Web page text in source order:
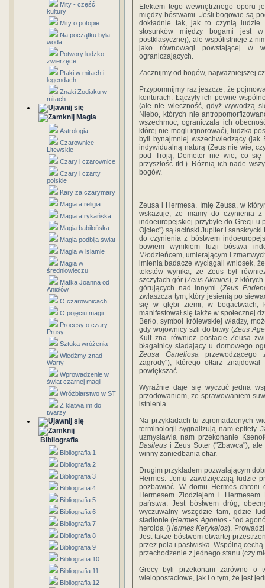
Mity - część
kultury
Mity o potopie
Na początku była
woda
Potwory ludzko-
zwierzęce
Ptaki w mitach i
legendach
Znaki Zodiaku w
mitach
Magia
Astrologia
Czarownice
Litewskie
Czary i czarownice
Czary i czarty
polskie
Kary za czarymary
Magia a religia
Magia afrykańska
Magia babilońska
Magia podbija świat
Magia w islamie
Magia w
średniowieczu
Matka Joanna od
Aniołów
O czarownicach
O pojęciu magii
Procesy o czary -
Prusy
Sztuka wróżenia
Wiedźmy znad
Warty
Wprowadzenie w
świat czarnej magii
Wróżbiarstwo w ST
Z klątwą im do
twarzy
Bibliografia
Bibliografia 1
Bibliografia 2
Bibliografia 3
Bibliografia 4
Bibliografia 5
Bibliografia 6
Bibliografia 7
Bibliografia 8
Bibliografia 9
Bibliografia 10
Bibliografia 11
Bibliografia 12
Efektem tego wewnętrznego oporu
między bóstwami. Jeśli bogowie są
dokładnie tak, jak to czynią
stosunków między bogami jest
postklasycznej), ale współistnieje z
jako równowagi powstającej w
ograniczających.
Zacznijmy od bogów, najważniejszej
Przypomnijmy raz jeszcze, że
konturach. Łączyły ich pewne
(ale nie wieczność, gdyż wywodzą
Niebo, których nie
wszechmoc, ograniczała ich
której nie mogli ignorować), ludzka
byli bynajmniej wszechwiedzący
indywidualną naturą (Zeus nie wie,
pod Troją, Demeter nie wie, co się
przyszłość itd.). Różnią ich nade
bogów.
Zeusa i Hermesa. Imię Zeusa, w
wskazuje, że mamy do czynienia
indoeuropejskiej przybyłe do Grecji
Ojciec") są łaciński Jupiter i
do czynienia z bóstwem
bowiem wynikiem fuzji bóstwa
Młodzieńcem, umierającym i
imienia badacze wyciągali wniosek,
tekstów wynika, że Zeus był
szczytach gór (Zeus Akraios), z
górujących nad innymi (Zeus
zwłaszcza tym, który jesienią po
się w głębi ziemi, w bogactwach,
manifestował się także w społecznej
Berło, symbol królewskiej władzy,
gdy wojownicy szli do bitwy (Zeus
Kult zna również postacie Zeusa
błagalnicy siadający u domowego
Zeusa Ganeliosa przewodzącego
zagrody"), którego ołtarz
powiększać.
Wyraźnie daje się wyczuć jedna
przodowaniem, ze sprawowaniem
istnienia.
Na przykładach tu zgromadzonych
terminologii sygnalizują nam epitety.
uzmysławia nam przekonanie
Basileus i Zeus Soter ("Zbawca"),
winny zaniedbania ofiar.
Drugim przykładem pozwalającym
Hermes. Jemu zawdzięczają ludzie
pozbawiać. W domu Hermes chroni
Hermesem Złodziejem i
państwa. Jest bóstwem dróg,
wyczuwalny wszędzie tam, gdzie
stadionie (Hermes Agonios- "od
herolda (Hermes Kerykeios).
Jest także bóstwem otwartej
przez pola i pastwiska. Wspólną
przechodzenie z jednego stanu (czy
Grecy byli przekonani zarówno o
wielopostaciowe, jak i o tym, że jest